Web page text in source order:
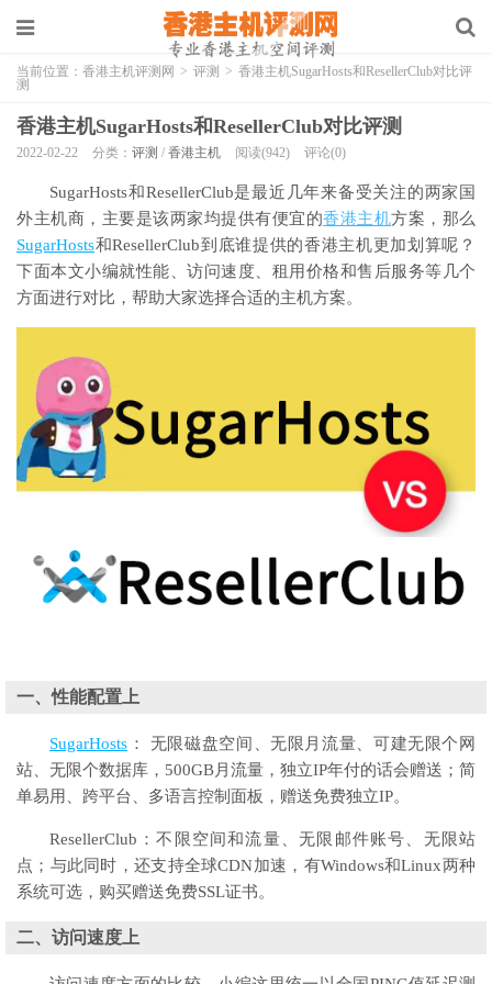
当前位置： 香港主机评测网 > 评测 > 香港主机SugarHosts和ResellerClub对比评
测
香港主机SugarHosts和ResellerClub对比评测
2022-02-22 分类： 评测 / 香港主机 阅读(942) 评论(0)
SugarHosts和ResellerClub是最近几年来备受关注的两家国
外主机商，主要是该两家均提供有便宜的香港主机方案，那么
SugarHosts和ResellerClub到底谁提供的香港主机更加划算呢？
下面本文小编就性能、访问速度、租用价格和售后服务等几个
方面进行对比，帮助大家选择合适的主机方案。
一、性能配置上
SugarHosts ： 无限磁盘空间、无限月流量、可建无限个网
站、无限个数据库，500GB月流量，独立IP年付的话会赠送；简
单易用、跨平台、多语言控制面板，赠送免费独立IP。
ResellerClub：不限空间和流量、无限邮件账号、无限站
点；与此同时，还支持全球CDN加速，有Windows和Linux两种
系统可选，购买赠送免费SSL证书。
二、访问速度上